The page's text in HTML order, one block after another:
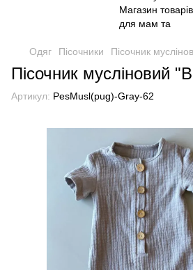
Одяг Пісочники Пісочник
Пісочник мусліновий
Артикул: PesMusl(pug)-Gray-62